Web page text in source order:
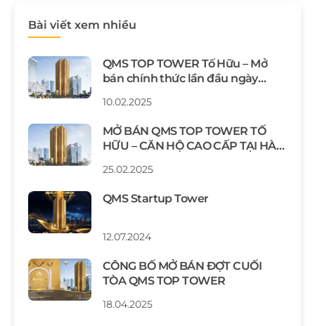
Bài viết xem nhiều
QMS TOP TOWER Tố Hữu – Mở
bán chính thức lần đầu ngày
10.02.2025
MỞ BÁN QMS TOP TOWER TỐ
HỮU – CĂN HỘ CAO CẤP TẠI HÀ
25.02.2025
QMS Startup Tower
12.07.2024
CÔNG BỐ MỞ BÁN ĐỢT CUỐI
TÒA QMS TOP TOWER
18.04.2025